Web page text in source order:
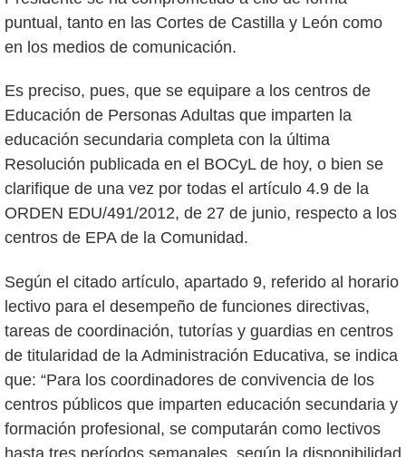
puntual, tanto en las Cortes de Castilla y León como
en los medios de comunicación.
Es preciso, pues, que se equipare a los centros de
Educación de Personas Adultas que imparten la
educación secundaria completa con la última
Resolución publicada en el BOCyL de hoy, o bien se
clarifique de una vez por todas el artículo 4.9 de la
ORDEN EDU/491/2012, de 27 de junio, respecto a los
centros de EPA de la Comunidad.
Según el citado artículo, apartado 9, referido al horario
lectivo para el desempeño de funciones directivas,
tareas de coordinación, tutorías y guardias en centros
de titularidad de la Administración Educativa, se indica
que: “Para los coordinadores de convivencia de los
centros públicos que imparten educación secundaria y
formación profesional, se computarán como lectivos